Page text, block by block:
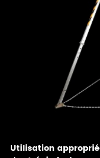
Utilisation